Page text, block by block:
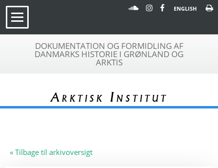
ENGLISH
DOKUMENTATION OG FORMIDLING AF
DANMARKS HISTORIE I GRØNLAND OG
ARKTIS
Arktisk Institut
« Tilbage til arkivoversigt